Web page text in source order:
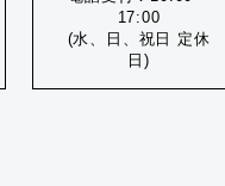
17:00
(水、日、祝日 定休
日)